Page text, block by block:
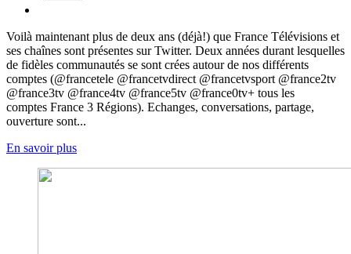
Voilà maintenant plus de deux ans (déjà!) que France Télévisions et
ses chaînes sont présentes sur Twitter. Deux années durant lesquelles
de fidèles communautés se sont crées autour de nos différents
comptes (@francetele @francetvdirect @francetvsport @france2tv
@france3tv @france4tv @france5tv @france0tv+ tous les
comptes France 3 Régions). Echanges, conversations, partage,
ouverture sont...
En savoir plus